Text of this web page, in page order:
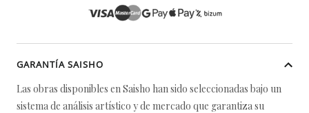
GARANTÍA SAISHO
Las obras disponibles en Saisho han sido seleccionadas bajo un
sistema de análisis artístico y de mercado que garantiza su